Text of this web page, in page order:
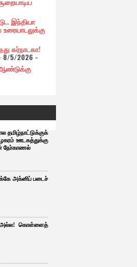
இந்தியா
கர்நாடகா!
5/2026 -
ஆண்டுக்கு
தமிழ்நாட்டுக்குக்
ஊடகத்துக்கு
நோ்காணல்
அக்னிப் படைச்
அல்ல! கொள்ளைத்